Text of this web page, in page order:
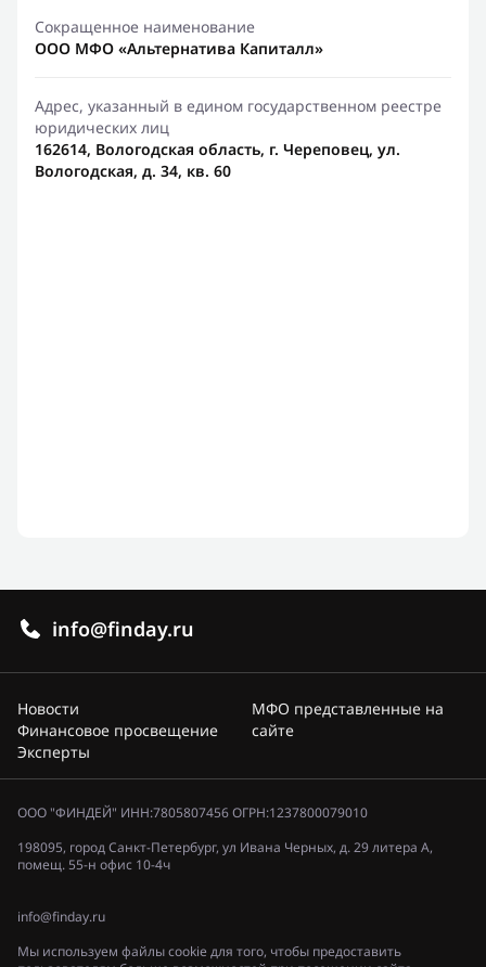
Сокращенное наименование
ООО МФО «Альтернатива Капиталл»
Адрес, указанный в едином государственном реестре
юридических лиц
162614, Вологодская область, г. Череповец, ул.
Вологодская, д. 34, кв. 60
info@finday.ru
Новости
Финансовое просвещение
Эксперты
МФО представленные на
сайте
ООО "ФИНДЕЙ" ИНН:7805807456 ОГРН:1237800079010
198095, город Санкт-Петербург, ул Ивана Черных, д. 29 литера А,
помещ. 55-н офис 10-4ч
info@finday.ru
Мы используем файлы cookie для того, чтобы предоставить